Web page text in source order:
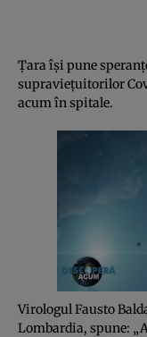
Ţara îşi pune
supravieţuitorilor
acum în spitale.
Virologul Fausto
Lombardia, spune: